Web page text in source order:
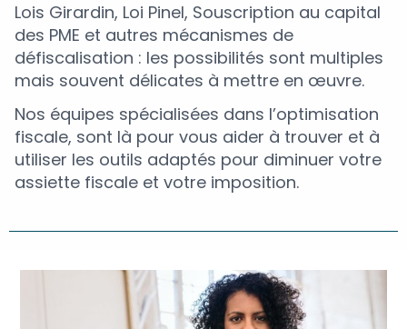
Lois Girardin, Loi Pinel, Souscription au capital
des PME et autres mécanismes de
défiscalisation : les possibilités sont multiples
mais souvent délicates à mettre en œuvre.
Nos équipes spécialisées dans l’optimisation
fiscale, sont là pour vous aider à trouver et à
utiliser les outils adaptés pour diminuer votre
assiette fiscale et votre imposition.